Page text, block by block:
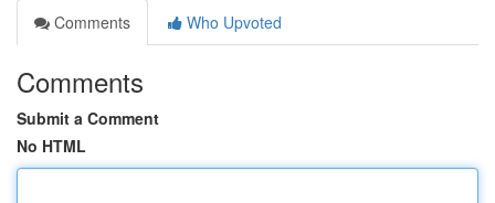
Comments
Who Upvoted
Comments
Submit a Comment
No HTML